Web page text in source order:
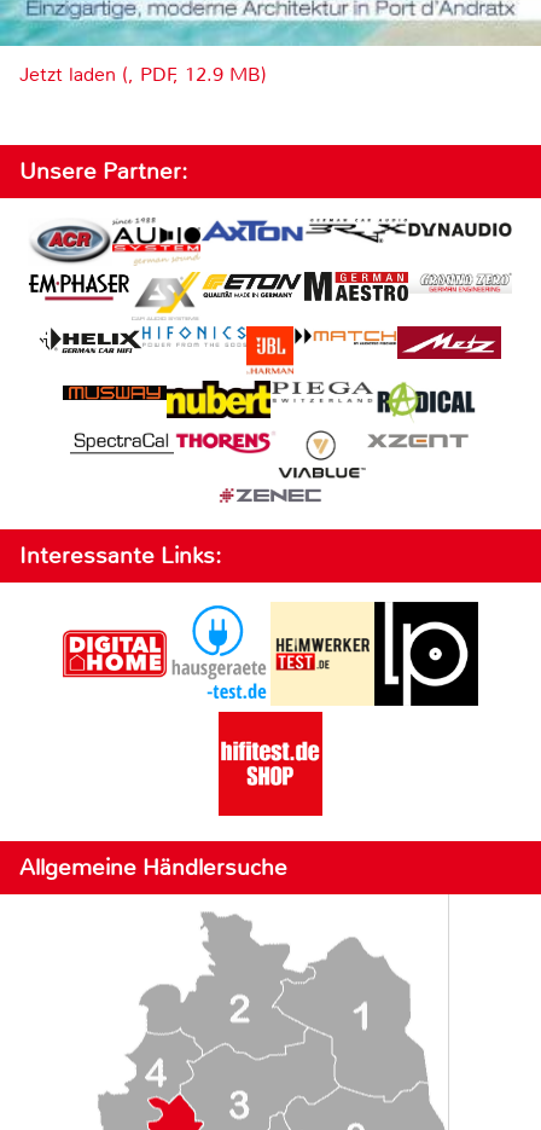
Jetzt laden (, PDF, 12.9 MB)
Unsere Partner:
Interessante Links:
Allgemeine Händlersuche